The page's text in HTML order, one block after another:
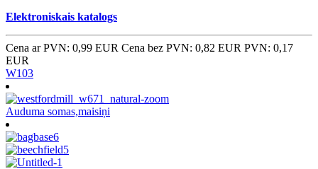
Elektroniskais katalogs
Cena ar PVN: 0,99 EUR Cena bez PVN: 0,82 EUR PVN: 0,17
EUR
W103
Auduma somas,maisiņi